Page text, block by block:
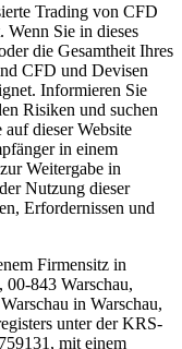
Trading von CFD
Sie in dieses
die Gesamtheit Ihres
CFD und Devisen
Informieren Sie
Risiken und suchen
dieser Website
in einem
Weitergabe in
Nutzung dieser
Erfordernissen und
Firmensitz in
843 Warschau,
in Warschau,
unter der KRS-
mit einem